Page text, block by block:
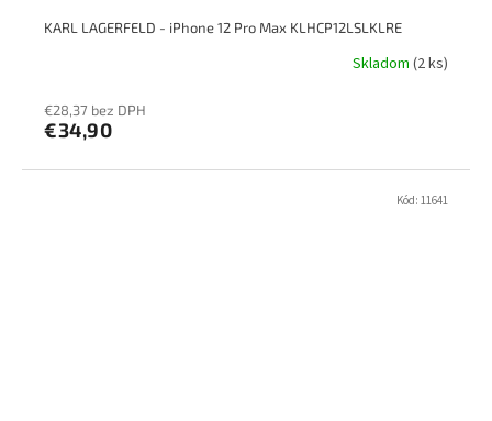
KARL LAGERFELD - iPhone 12 Pro Max KLHCP12LSLKLRE
Skladom (2 ks)
€28,37 bez DPH
€34,90
Kód: 11641